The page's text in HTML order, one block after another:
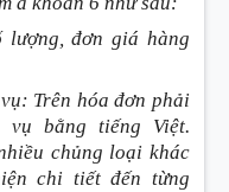
lượng, đơn giá hàng
Trên hóa đơn phải
bằng tiếng Việt.
chủng loại khác
chi tiết đến từng